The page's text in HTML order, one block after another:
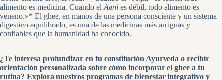
alimento es medicina. Cuando el Agni es débil, todo alimento es
veneno.»* El ghee, en manos de una persona consciente y un sistema
digestivo equilibrado, es una de las medicinas más antiguas y
confiables que la humanidad ha conocido.
¿Te interesa profundizar en tu constitución Ayurveda o recibir
orientación personalizada sobre cómo incorporar el ghee a tu
rutina? Explora nuestros programas de bienestar integrativo y